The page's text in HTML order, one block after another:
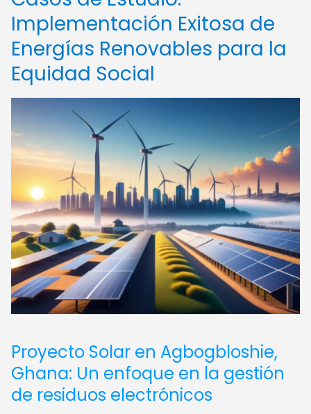
Implementación Exitosa de
Energías Renovables para la
Equidad Social
Proyecto Solar en Agbogbloshie,
Ghana: Un enfoque en la gestión
de residuos electrónicos